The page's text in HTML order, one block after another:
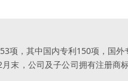
项，其中国内专利150项，国
末，公司及子公司拥有注册